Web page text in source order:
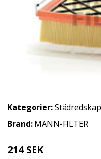
Kategorier:Städredskap
Brand: MANN-FILTER
214 SEK